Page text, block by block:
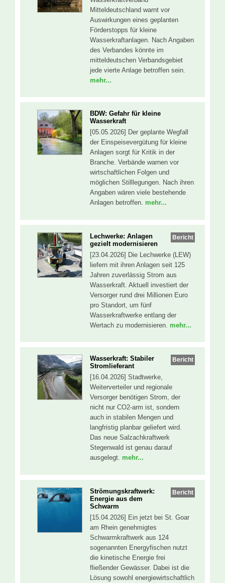
Mitteldeutschland warnt vor
Auswirkungen eines geplanten
Förderstopps für kleine
Wasserkraftanlagen. Nach Angaben
des Verbandes könnte im
mitteldeutschen Verbandsgebiet
jede vierte Anlage betroffen sein.
mehr...
BDW: Gefahr für kleine
Wasserkraft
[05.05.2026] Der geplante Wegfall
der Einspeisevergütung für kleine
Anlagen sorgt für Kritik in der
Branche. Verbände warnen vor
wirtschaftlichen Folgen und
möglichen Stilllegungen. Nach ihren
Angaben wären viele bestehende
Anlagen betroffen. mehr...
Bericht
Lechwerke: Anlagen
gezielt modernisieren
[23.04.2026] Die Lechwerke (LEW)
liefern mit ihren Anlagen seit 125
Jahren zuverlässig Strom aus
Wasserkraft. Aktuell investiert der
Versorger rund drei Millionen Euro
pro Standort, um fünf
Wasserkraftwerke entlang der
Wertach zu modernisieren. mehr...
Bericht
Wasserkraft: Stabiler
Stromlieferant
[16.04.2026] Stadtwerke,
Weiterverteiler und regionale
Versorger benötigen Strom, der
nicht nur CO2-arm ist, sondern
auch in stabilen Mengen und
langfristig planbar geliefert wird.
Das neue Salzachkraftwerk
Stegenwald ist genau darauf
ausgelegt. mehr...
Bericht
Strömungskraftwerk:
Energie aus dem
Schwarm
[15.04.2026] Ein jetzt bei St. Goar
am Rhein genehmigtes
Schwarmkraftwerk aus 124
sogenannten Energyfischen nutzt
die kinetische Energie frei
fließender Gewässer. Dabei ist die
Lösung sowohl energiewirtschaftlich